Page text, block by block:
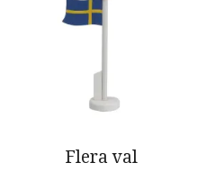
Flera val